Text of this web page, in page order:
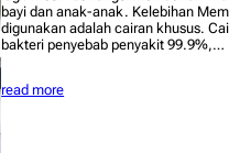
bayi dan anak-anak. Kelebihan
digunakan adalah cairan khusus.
bakteri penyebab penyakit 99.9%,…
read more